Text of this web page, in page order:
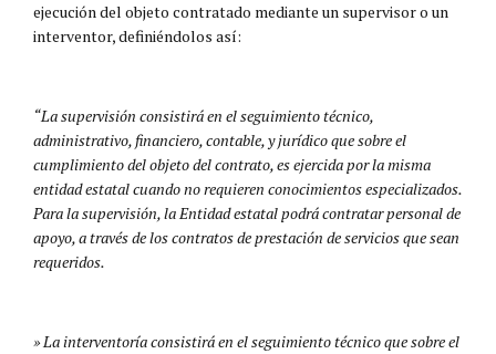
ejecución del objeto contratado mediante un supervisor o un
interventor, definiéndolos así:
“La supervisión consistirá en el seguimiento técnico,
administrativo, financiero, contable, y jurídico que sobre el
cumplimiento del objeto del contrato, es ejercida por la misma
entidad estatal cuando no requieren conocimientos especializados.
Para la supervisión, la Entidad estatal podrá contratar personal de
apoyo, a través de los contratos de prestación de servicios que sean
requeridos.
» La interventoría consistirá en el seguimiento técnico que sobre el